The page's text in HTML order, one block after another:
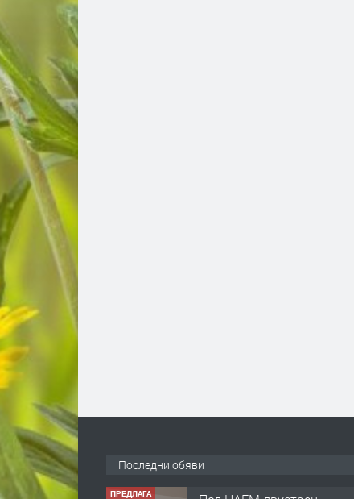
Последни обяви
ПРЕДЛАГА